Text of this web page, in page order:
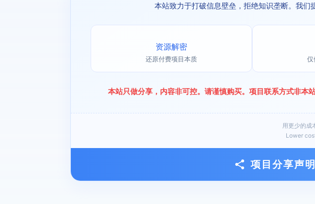
本站致力于打破信息壁垒，拒绝知识垄断。我们
资源解密
还原付费项目本质 仅
本站只做分享，内容非可控。请谨慎购买。项目联系方式非本
用更少的成
Lower
项目分享声